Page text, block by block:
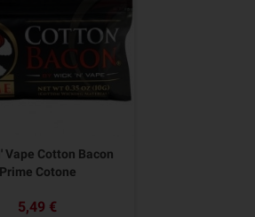
Vape Cotton Bacon
Prime Cotone
5,49 €